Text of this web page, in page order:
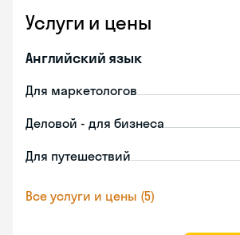
Услуги и цены
Английский язык
Для маркетологов
Деловой - для бизнеса
Для путешествий
Все услуги и цены (5)